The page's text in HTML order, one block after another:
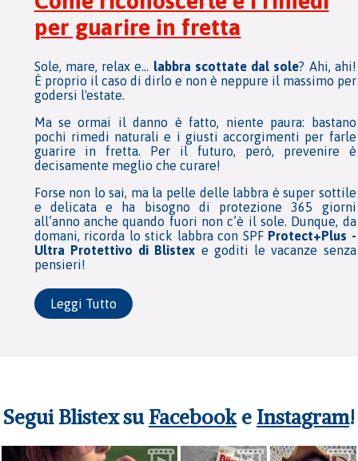
per guarire in fretta
Sole, mare, relax e… labbra scottate dal sole? Ahi, ahi!
È proprio il caso di dirlo e non è neppure il massimo per
godersi l'estate.
Ma se ormai il danno è fatto, niente paura: bastano
pochi rimedi naturali e i giusti accorgimenti per farle
guarire in fretta. Per il futuro, però, prevenire è
decisamente meglio che curare!
Forse non lo sai, ma la pelle delle labbra è super sottile
e delicata e ha bisogno di protezione 365 giorni
all’anno anche quando fuori non c’è il sole. Dunque, da
domani, ricorda lo stick labbra con SPF Protect+Plus -
Ultra Protettivo di Blistex e goditi le vacanze senza
pensieri!
Leggi Tutto
Segui Blistex suFacebooke Instagram!